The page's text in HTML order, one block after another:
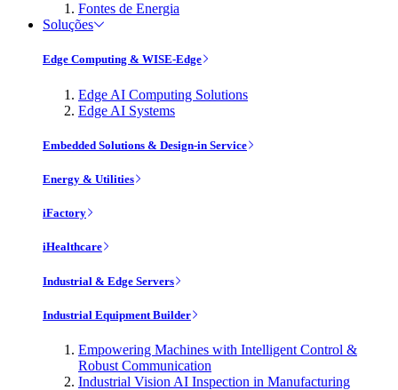
Fontes de Energia
Soluções
Edge Computing & WISE-Edge
Edge AI Computing Solutions
Edge AI Systems
Embedded Solutions & Design-in Service
Energy & Utilities
iFactory
iHealthcare
Industrial & Edge Servers
Industrial Equipment Builder
Empowering Machines with Intelligent Control &
Robust Communication
Industrial Vision AI Inspection in Manufacturing